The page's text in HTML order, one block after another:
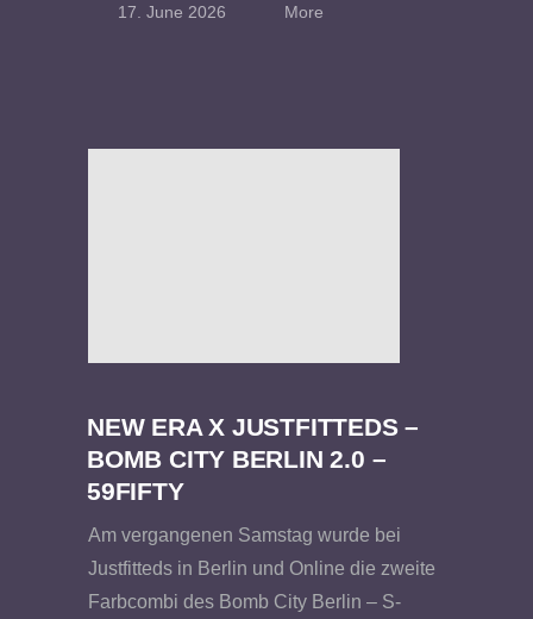
17. June 2026 More
NEW ERA X JUSTFITTEDS –
BOMB CITY BERLIN 2.0 –
59FIFTY
Am vergangenen Samstag wurde bei
Justfitteds in Berlin und Online die zweite
Farbcombi des Bomb City Berlin – S-